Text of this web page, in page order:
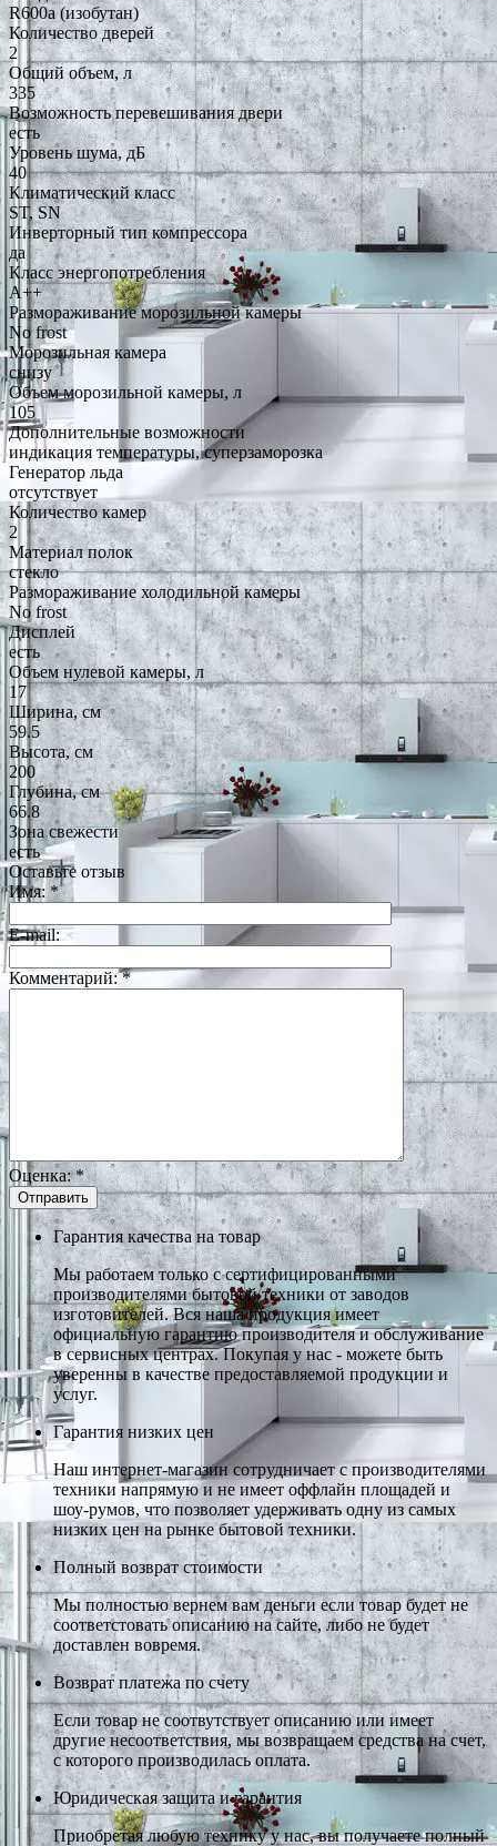
R600a (изобутан)
Количество дверей
2
Общий объем, л
335
Возможность перевешивания двери
есть
Уровень шума, дБ
40
Климатический класс
ST, SN
Инверторный тип компрессора
да
Класс энергопотребления
A++
Размораживание морозильной камеры
No frost
Морозильная камера
снизу
Объем морозильной камеры, л
105
Дополнительные возможности
индикация температуры, суперзаморозка
Генератор льда
отсутствует
Количество камер
2
Материал полок
стекло
Размораживание холодильной камеры
No frost
Дисплей
есть
Объем нулевой камеры, л
17
Ширина, см
59.5
Высота, см
200
Глубина, см
66.8
Зона свежести
есть
Оставьте отзыв
Имя: *
E-mail:
Комментарий:*
Оценка:*
Гарантия качества на товар
Мы работаем только с сертифицированными
производителями бытовой техники от заводов
изготовителей. Вся наша продукция имеет
официальную гарантию производителя и обслуживание
в сервисных центрах. Покупая у нас - можете быть
уверенны в качестве предоставляемой продукции и
услуг.
Гарантия низких цен
Наш интернет-магазин сотрудничает с производителями
техники напрямую и не имеет оффлайн площадей и
шоу-румов, что позволяет удерживать одну из самых
низких цен на рынке бытовой техники.
Полный возврат стоимости
Мы полностью вернем вам деньги если товар будет не
соответстовать описанию на сайте, либо не будет
доставлен вовремя.
Возврат платежа по счету
Если товар не соотвутствует описанию или имеет
другие несоответствия, мы возвращаем средства на счет,
с которого производилась оплата.
Юридическая защита и гарантия
Приобретая любую технику у нас, вы получаете полный